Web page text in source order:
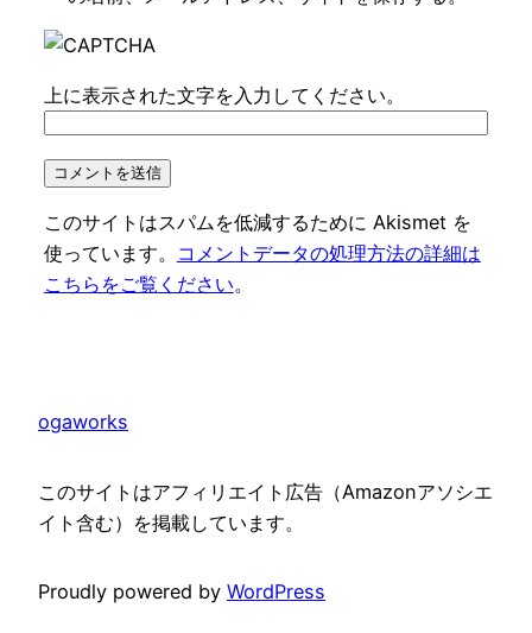
上に表示された文字を入力してください。
このサイトはスパムを低減するために Akismet を
使っています。
コメントデータの処理方法の詳細は
こちらをご覧ください。
ogaworks
このサイトはアフィリエイト広告（Amazonアソシエ
イト含む）を掲載しています。
Proudly powered by WordPress